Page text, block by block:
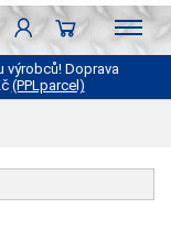
výrobců! Doprava
(PPLparcel)